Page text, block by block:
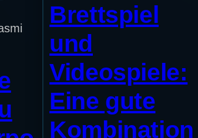
Brettspiel
und
Videospiele:
Eine gute
Kombination